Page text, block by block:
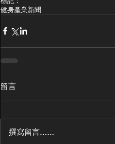
健身產業新聞
留言
撰寫留言......